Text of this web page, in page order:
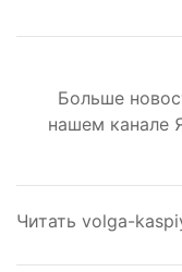
Больше
нашем канале
Читать volga-